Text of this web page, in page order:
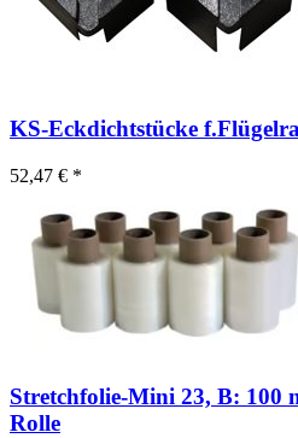
KS-Eckdichtstücke
52,47 € *
Stretchfolie-Mini 23, B: 100
Rolle